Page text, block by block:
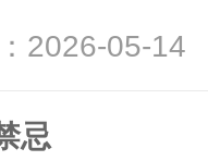
：2026-05-
忌